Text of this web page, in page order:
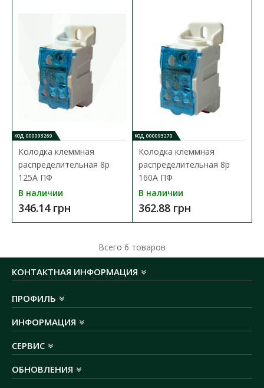
электромеханического соединения проводников с больш..
916.92 грн
КОД: 000093269
Колодка клеммная
распределительная 8р
125А ПФ
В наличии
346.14 грн
КОД: 000093270
Колодка клеммная
распределительная 8р
160А ПФ
В наличии
362.88 грн
Всего 6 товаров
КОНТАКТНАЯ ИНФОРМАЦИЯ
ПРОФИЛЬ
ИНФОРМАЦИЯ
СЕРВИС
ОБНОВЛЕНИЯ